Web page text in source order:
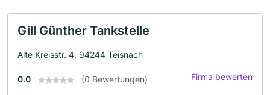
Gill Günther Tankstelle
Alte Kreisstr. 4, 94244 Teisnach
0.0 (0 Bewertungen) Firma bewerten